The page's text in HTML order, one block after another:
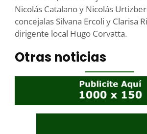
Nicolás Catalano y Nicolás
concejalas Silvana Ercoli y Clarisa
dirigente local Hugo Corvatta.
Otras noticias